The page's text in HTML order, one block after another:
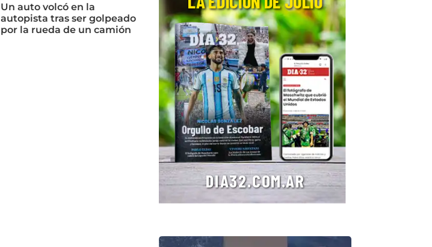
Un auto volcó en la
autopista tras ser golpeado
por la rueda de un camión